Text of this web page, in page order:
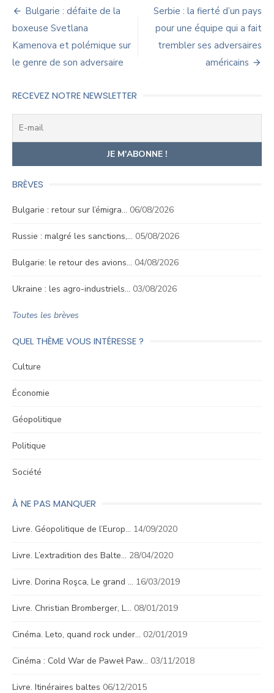
Navigation
de
l’article
Bulgarie : défaite de la
boxeuse Svetlana
Kamenova et polémique sur
le genre de son adversaire
Serbie : la fierté d’un pays
pour une équipe qui a fait
trembler ses adversaires
américains
RECEVEZ NOTRE NEWSLETTER
BRÈVES
Bulgarie : retour sur l’émigra… 06/08/2026
Russie : malgré les sanctions,… 05/08/2026
Bulgarie: le retour des avions… 04/08/2026
Ukraine : les agro-industriels… 03/08/2026
Toutes les brèves
QUEL THÈME VOUS INTÉRESSE ?
Culture
Économie
Géopolitique
Politique
Société
À NE PAS MANQUER
Livre. Géopolitique de l’Europ… 14/09/2020
Livre. L’extradition des Balte… 28/04/2020
Livre. Dorina Roşca, Le grand … 16/03/2019
Livre. Christian Bromberger, L… 08/01/2019
Cinéma. Leto, quand rock under… 02/01/2019
Cinéma : Cold War de Paweł Paw… 03/11/2018
Livre. Itinéraires baltes 06/12/2015